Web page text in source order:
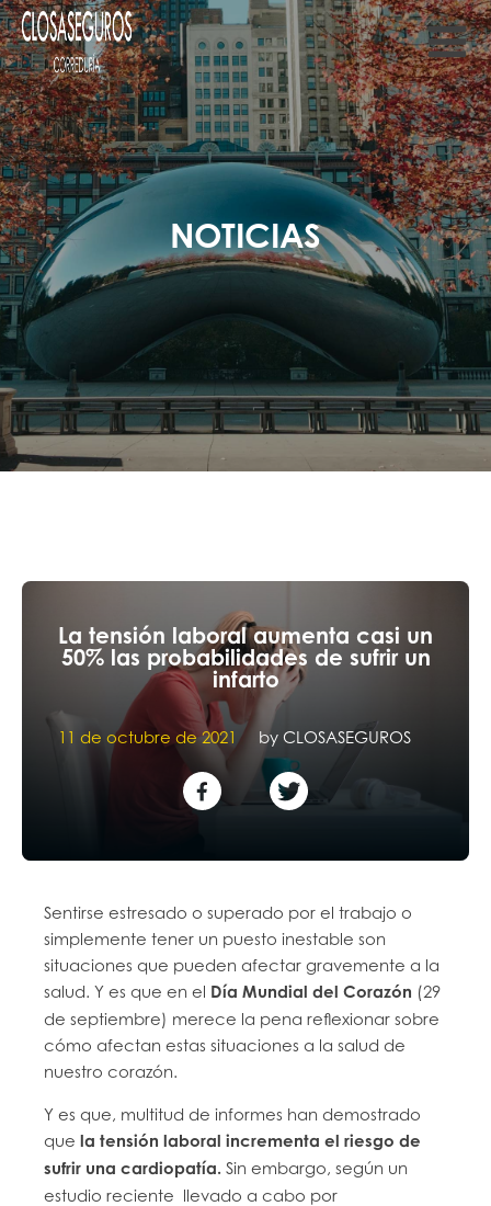
NOTICIAS
La tensión laboral aumenta casi un
50% las probabilidades de sufrir un
infarto
11 de octubre de 2021 by CLOSASEGUROS
Sentirse estresado o superado por el trabajo o
simplemente tener un puesto inestable son
situaciones que pueden afectar gravemente a la
salud. Y es que en el Día Mundial del Corazón (29
de septiembre) merece la pena reflexionar sobre
cómo afectan estas situaciones a la salud de
nuestro corazón.
Y es que, multitud de informes han demostrado
quela tensión laboral incrementa el riesgo de
sufrir una cardiopatía. Sin embargo, según un
estudio reciente llevado a cabo por